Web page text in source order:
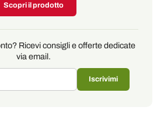
Scopri il prodotto
Ricevi consigli e offerte dedicate
via email.
Iscrivimi